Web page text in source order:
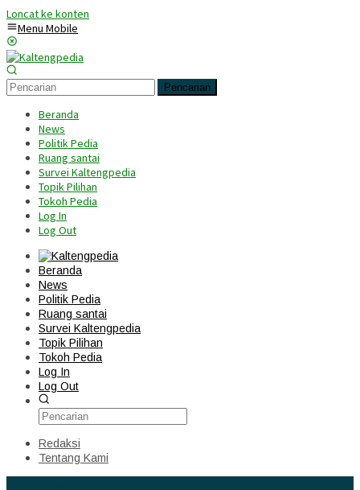
Loncat ke konten
Menu Mobile
Pencarian
Beranda
News
Politik Pedia
Ruang santai
Survei Kaltengpedia
Topik Pilihan
Tokoh Pedia
Log In
Log Out
Beranda
News
Politik Pedia
Ruang santai
Survei Kaltengpedia
Topik Pilihan
Tokoh Pedia
Log In
Log Out
Redaksi
Tentang Kami